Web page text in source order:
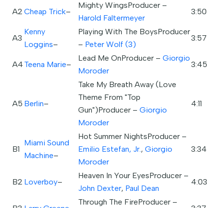
A2 Cheap Trick–
Mighty WingsProducer –
Harold Faltermeyer
3:50
A3
Kenny
Loggins–
Playing With The BoysProducer
– Peter Wolf (3)
3:57
A4 Teena Marie–
Lead Me OnProducer – Giorgio
Moroder
3:45
A5 Berlin–
Take My Breath Away (Love
Theme From "Top
Gun")Producer – Giorgio
Moroder
4:11
B1
Miami Sound
Machine–
Hot Summer NightsProducer –
Emilio Estefan, Jr., Giorgio
Moroder
3:34
B2 Loverboy–
Heaven In Your EyesProducer –
John Dexter, Paul Dean
4:03
Through The FireProducer –